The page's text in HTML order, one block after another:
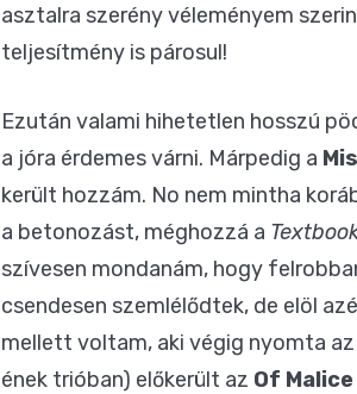
asztalra szerény véleményem
teljesítmény is párosul!
Ezután valami hihetetlen hosszú
a jóra érdemes várni. Márpedig a
került hozzám. No nem mintha
a betonozást, méghozzá a
szívesen mondanám, hogy
csendesen szemlélődtek, de elöl
mellett voltam, aki végig nyomta
ének trióban) előkerült az Of